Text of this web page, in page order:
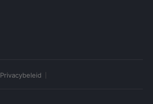
Privacybeleid